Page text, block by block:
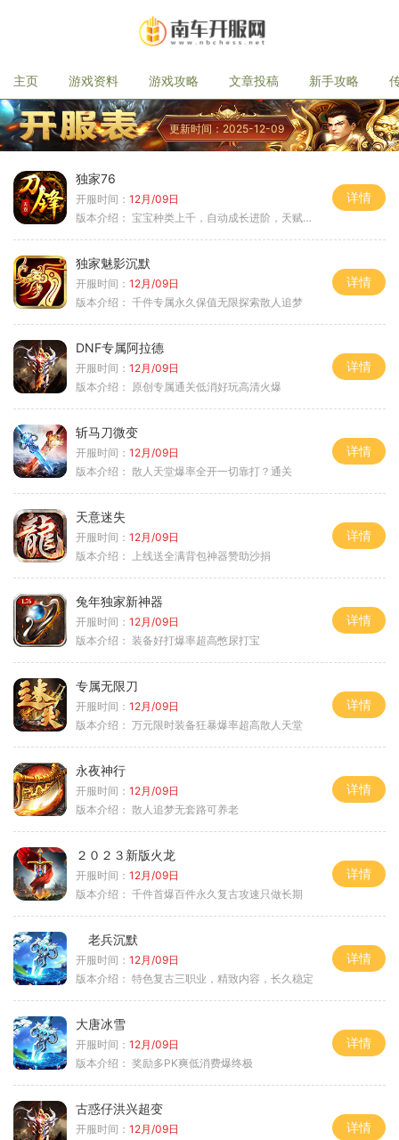
主页 游戏资料 游戏攻略 文章投稿 新手攻略
更新时间：2025-12-09
独家76
开服时间： 12月/09日
版本介绍： 宝宝种类上千，自动成长进阶，天赋培养
详情
独家魅影沉默
开服时间： 12月/09日
版本介绍： 千件专属永久保值无限探索散人追梦
详情
DNF专属阿拉德
开服时间： 12月/09日
版本介绍： 原创专属通关低消好玩高清火爆
详情
斩马刀微变
开服时间： 12月/09日
版本介绍： 散人天堂爆率全开一切靠打？通关
详情
天意迷失
开服时间： 12月/09日
版本介绍：
上线送全满背包神器赞助沙捐
详情
兔年独家新神器
开服时间： 12月/09日
版本介绍： 装备好打爆率超高憋尿打宝
详情
专属无限刀
开服时间： 12月/09日
版本介绍： 万元限时装备狂暴爆率超高散人天堂
详情
永夜神行
开服时间： 12月/09日
版本介绍： 散人追梦无套路可养老
详情
２０２３新版火龙
开服时间： 12月/09日
版本介绍： 千件首爆百件永久复古攻速只做长期
详情
老兵沉默
开服时间： 12月/09日
版本介绍： 特色复古三职业，精致内容，长久稳定
详情
大唐冰雪
开服时间： 12月/09日
版本介绍： 奖励多PK爽低消费爆终极
详情
古惑仔洪兴超变
开服时间： 12月/09日
详情